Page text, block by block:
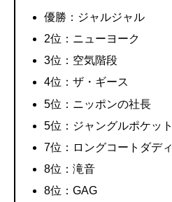
優勝：ジャルジャル
2位：ニューヨーク
3位：空気階段
4位：ザ・ギース
5位：ニッポンの社長
5位：ジャングルポケット
7位：ロングコートダディ
8位：滝音
8位：GAG